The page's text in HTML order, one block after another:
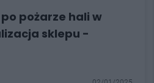
pożarze hali w
sklepu -